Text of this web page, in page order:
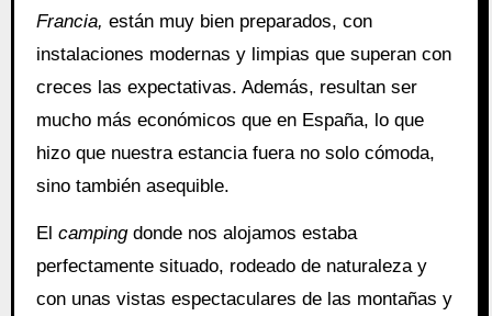
Francia, están muy bien preparados, con
instalaciones modernas y limpias que superan con
creces las expectativas. Además, resultan ser
mucho más económicos que en España, lo que
hizo que nuestra estancia fuera no solo cómoda,
sino también asequible.
El campingdonde nos alojamos estaba
perfectamente situado, rodeado de naturaleza y
con unas vistas espectaculares de las montañas y